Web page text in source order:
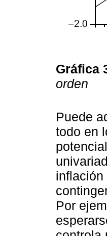
Gráfica
orden
Puede
todo en
inflación
Por